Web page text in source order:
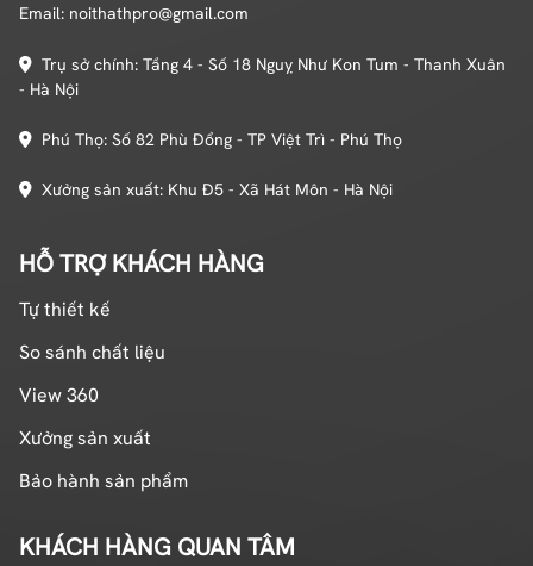
Email: noithathpro@gmail.com
Trụ sở chính: Tầng 4 - Số 18 Nguỵ Như Kon Tum - Thanh Xuân
- Hà Nội
Phú Thọ: Số 82 Phù Đổng - TP Việt Trì - Phú Thọ
Xưởng sản xuất: Khu Đ5 - Xã Hát Môn - Hà Nội
HỖ TRỢ KHÁCH HÀNG
Tự thiết kế
So sánh chất liệu
View 360
Xưởng sản xuất
Bảo hành sản phẩm
KHÁCH HÀNG QUAN TÂM